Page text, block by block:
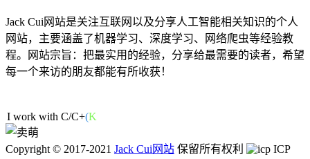
Jack Cui网站是关注互联网以及分享人工智能相关知识的个人
网站，主要涵盖了机器学习、深度学习、网络爬虫等经验教
程。网站宗旨：把最实用的经验，分享给最需要的读者，希望
每一个来访的朋友都能有所收获！
I work with C/:qjX
Copyright © 2017-2021 Jack Cui网站 保留所有权利
ICP